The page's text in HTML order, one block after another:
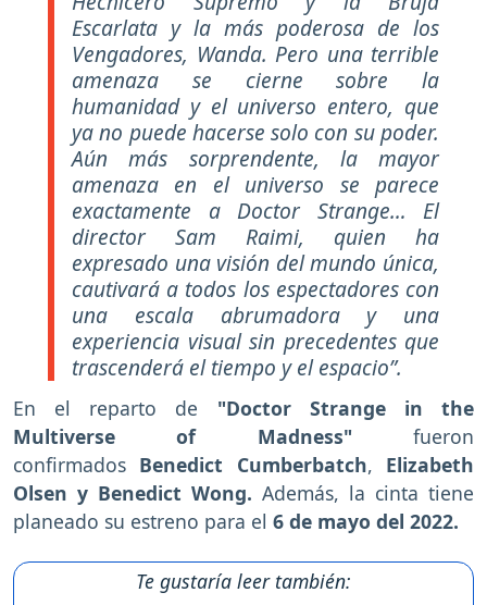
Escarlata y la más poderosa de los
Vengadores, Wanda. Pero una terrible
amenaza se cierne sobre la
humanidad y el universo entero, que
ya no puede hacerse solo con su poder.
Aún más sorprendente, la mayor
amenaza en el universo se parece
exactamente a Doctor Strange… El
director Sam Raimi, quien ha
expresado una visión del mundo única,
cautivará a todos los espectadores con
una escala abrumadora y una
experiencia visual sin precedentes que
trascenderá el tiempo y el espacio”.
En el reparto de "Doctor Strange in the
Multiverse of Madness" fueron
confirmados Benedict Cumberbatch, Elizabeth
Olsen y Benedict Wong. Además, la cinta tiene
planeado su estreno para el 6 de mayo del 2022.
Te gustaría leer también: